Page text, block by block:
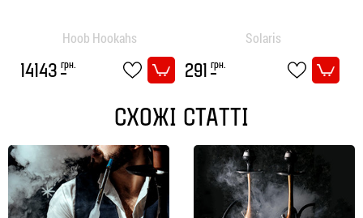
Hoob Hookahs
14143 грн.
Solaris
291 грн.
СХОЖІ СТАТТІ